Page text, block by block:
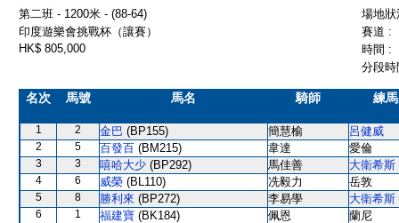
第二班 - 1200米 - (88-64)
場地
印度遊樂會挑戰杯（讓賽）
賽道 :
HK$ 805,000
時間 :
分段
名次 馬號 馬名 騎師 練
1 2 金巴 (BP155) 簡慧榆 呂健威
2 5 百發百 (BM215) 韋達 愛倫
3 3 嘻哈大少 (BP292) 馬佳善 大衛希斯
4 6 威榮 (BL110) 冼毅力 岳敦
5 8 勝利來 (BP272) 李易學 大衛希斯
6 1 福建寶 (BK184) 佩恩 蘭尼